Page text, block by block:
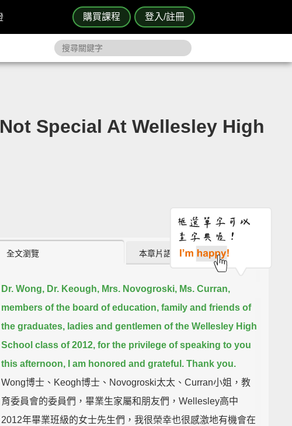
購買課程 登入/註冊
Special At Wellesley High
全文瀏覽 本章片語 (4)
Dr. Wong, Dr. Keough, Mrs. Novogroski, Ms. Curran,
members of the board of education, family and friends of
the graduates, ladies and gentlemen of the Wellesley High
School class of 2012, for the privilege of speaking to you
this afternoon,
I am honored and grateful. Thank you.
Wong博士、Keogh博士、Novogroski太太、Curran小姐，教
育委員會的委員們，畢業生家屬和朋友們，Wellesley高中
2012年畢業班級的女士先生們，我很榮幸也很感激地有機會在